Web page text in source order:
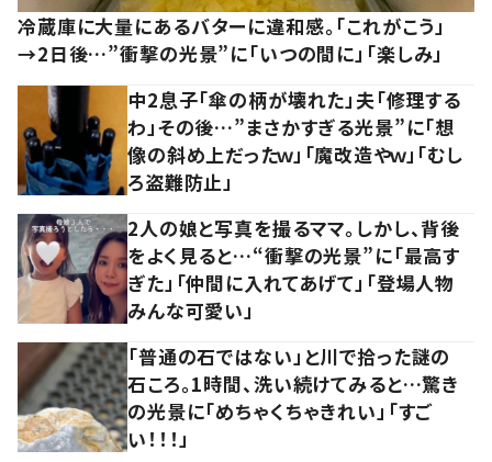
冷蔵庫に大量にあるバターに違和感。「これがこう」
→2日後…”衝撃の光景”に「いつの間に」「楽しみ」
中2息子「傘の柄が壊れた」夫「修理する
わ」その後…”まさかすぎる光景”に「想
像の斜め上だったｗ」「魔改造やｗ」「むし
ろ盗難防止」
2人の娘と写真を撮るママ。しかし、背後
をよく見ると…“衝撃の光景”に「最高す
ぎた」「仲間に入れてあげて」「登場人物
みんな可愛い」
「普通の石ではない」と川で拾った謎の
石ころ。1時間、洗い続けてみると…驚き
の光景に「めちゃくちゃきれい」「すご
い！！！」